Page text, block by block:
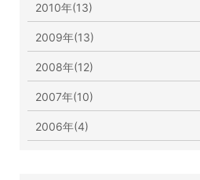
2010年(13)
2009年(13)
2008年(12)
2007年(10)
2006年(4)